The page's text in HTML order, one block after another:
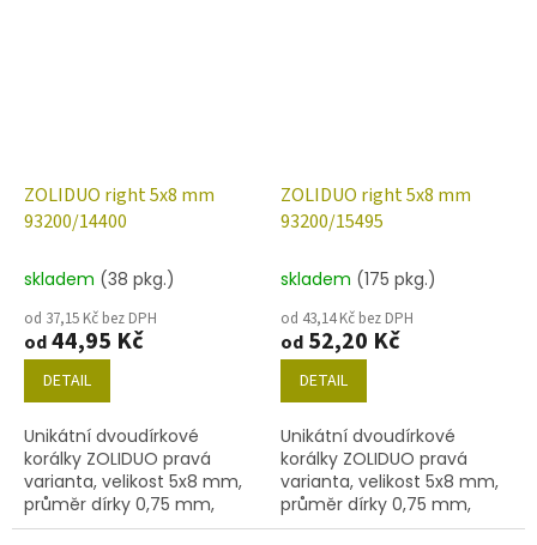
ZOLIDUO right 5x8 mm
93200/14400
skladem (38 pkg.)
od 37,15 Kč bez DPH
od44,95 Kč
DETAIL
Unikátní dvoudírkové
korálky ZOLIDUO pravá
varianta, velikost 5x8 mm,
průměr dírky 0,75 mm,
obsah balení 20 ks nebo
ZOLIDUO right 5x8 mm
93200/15495
skladem (175 pkg.)
od 43,14 Kč bez DPH
od 52,20 Kč
DETAIL
Unikátní dvoudírkové
korálky ZOLIDUO pravá
varianta, velikost 5x8 mm,
průměr dírky 0,75 mm,
obsah balení 20 ks nebo